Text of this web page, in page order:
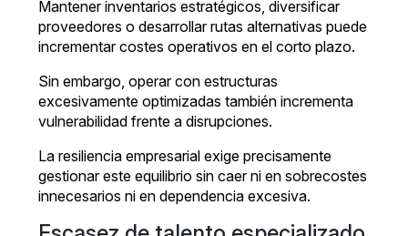
Mantener inventarios estratégicos, diversificar
proveedores o desarrollar rutas alternativas puede
incrementar costes operativos en el corto plazo.
Sin embargo, operar con estructuras
excesivamente optimizadas también incrementa
vulnerabilidad frente a disrupciones.
La resiliencia empresarial exige precisamente
gestionar este equilibrio sin caer ni en sobrecostes
innecesarios ni en dependencia excesiva.